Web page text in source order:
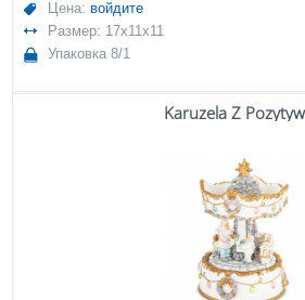
Цена: войдите
Размер: 17x11x11
Упаковка 8/1
Karuzela Z